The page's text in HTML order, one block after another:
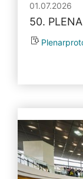
01.07.2026
50.